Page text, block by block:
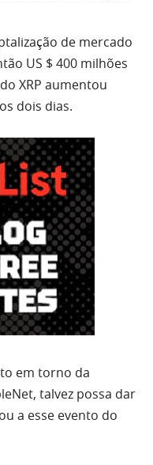
de mercado
US $ 400 milhões
XRP aumentou
dois dias.
em torno da
talvez possa dar
a esse evento do